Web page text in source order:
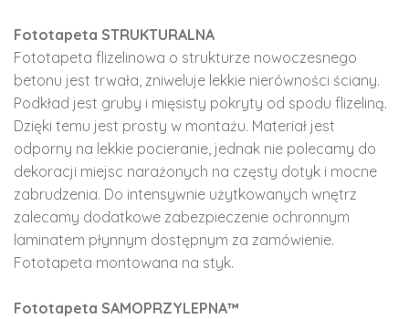
Fototapeta STRUKTURALNA
Fototapeta flizelinowa o strukturze nowoczesnego
betonu jest trwała, zniweluje lekkie nierówności ściany.
Podkład jest gruby i mięsisty pokryty od spodu flizeliną.
Dzięki temu jest prosty w montażu. Materiał jest
odporny na lekkie pocieranie, jednak nie polecamy do
dekoracji miejsc narażonych na częsty dotyk i mocne
zabrudzenia. Do intensywnie użytkowanych wnętrz
zalecamy dodatkowe zabezpieczenie ochronnym
laminatem płynnym dostępnym za zamówienie.
Fototapeta montowana na styk.
Fototapeta SAMOPRZYLEPNA™